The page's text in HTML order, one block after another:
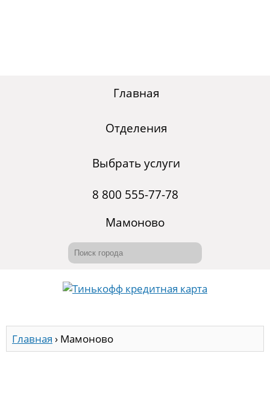
Главная
Отделения
Выбрать услуги
8 800 555-77-78
Мамоново
Главная › Мамоново